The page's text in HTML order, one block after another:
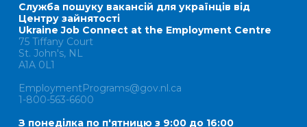
Служба пошуку вакансій для українців від
Центру зайнятості
Ukraine Job Connect at the Employment Centre
75 Tiffany Court
St. John's, NL
A1A 0L1
EmploymentPrograms@gov.nl.ca
1-800-563-6600
З понеділка по п'ятницю з 9:00 до 16:00